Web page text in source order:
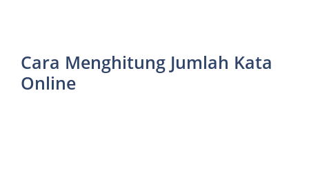
Cara Menghitung Jumlah Kata
Online